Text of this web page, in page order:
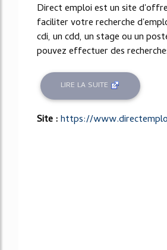
Direct emploi est un site
faciliter votre recherche
cdi, un cdd, un stage ou un
pouvez effectuer des
LIRE LA SUITE
Site :https://